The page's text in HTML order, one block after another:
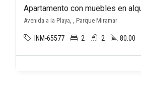
Avenida a la Playa, , Parque Miramar
INM-65577 2 2 80.00